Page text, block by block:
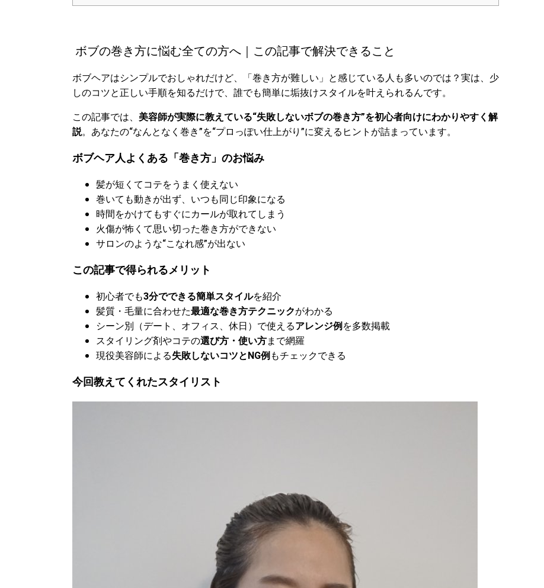
ボブの巻き方に悩む全ての方へ｜この記事で解決できること
ボブヘアはシンプルでおしゃれだけど、「巻き方が難しい」と感じている人も多いのでは？実は、少
しのコツと正しい手順を知るだけで、誰でも簡単に垢抜けスタイルを叶えられるんです。
この記事では、 美容師が実際に教えている“失敗しないボブの巻き方”を初心者向けにわかりやすく解
説。あなたの“なんとなく巻き”を“プロっぽい仕上がり”に変えるヒントが詰まっています。
ボブヘア人よくある「巻き方」のお悩み
髪が短くてコテをうまく使えない
巻いても動きが出ず、いつも同じ印象になる
時間をかけてもすぐにカールが取れてしまう
火傷が怖くて思い切った巻き方ができない
サロンのような“こなれ感”が出ない
この記事で得られるメリット
初心者でも3分でできる簡単スタイルを紹介
髪質・毛量に合わせた最適な巻き方テクニックがわかる
シーン別（デート、オフィス、休日）で使えるアレンジ例を多数掲載
スタイリング剤やコテの選び方・使い方まで網羅
現役美容師による失敗しないコツとNG例もチェックできる
今回教えてくれたスタイリスト